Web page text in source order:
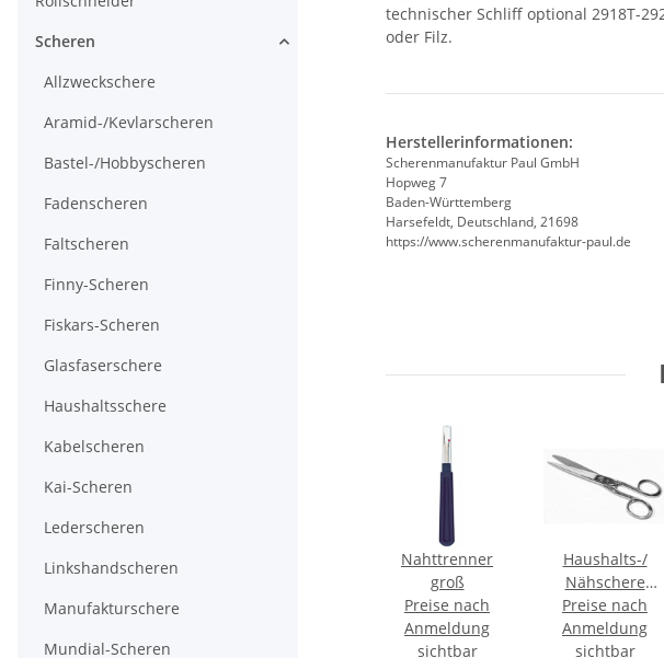
technischer Schliff optional 2918T-
oder Filz.
Herstellerinformationen:
Scherenmanufaktur Paul GmbH
Hopweg 7
Baden-Württemberg
Harsefeldt, Deutschland, 21698
https://www.scherenmanufaktur-paul.de
Textilmarker
mit Kugelkopf
Preise nach
sichtbar
Nahttrenner
groß
Preise nach
Anmeldung
sichtbar
Haushalts-/
Nähschere
vernickelt 5,5 " /
14 cm
Preise nach
Anmeldung
sichtbar
Scheren
Allzweckschere
Aramid-/Kevlarscheren
Bastel-/Hobbyscheren
Fadenscheren
Faltscheren
Finny-Scheren
Fiskars-Scheren
Glasfaserschere
Haushaltsschere
Kabelscheren
Kai-Scheren
Lederscheren
Linkshandscheren
Manufakturschere
Mundial-Scheren